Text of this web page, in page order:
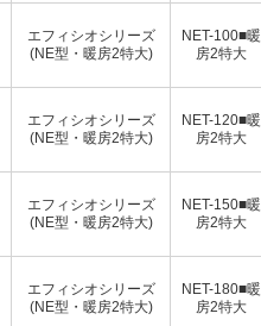
エフィシオシリーズ
(NE型・暖房2特大)
NET-100■暖
房2特大
エフィシオシリーズ
(NE型・暖房2特大)
NET-120■暖
房2特大
エフィシオシリーズ
(NE型・暖房2特大)
NET-150■暖
房2特大
エフィシオシリーズ
(NE型・暖房2特大)
NET-180■暖
房2特大